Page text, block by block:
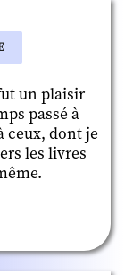
un plaisir
passé à
ceux, dont je
les livres